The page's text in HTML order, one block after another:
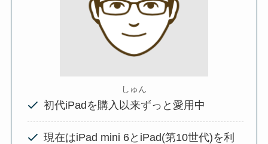
しゅん
初代iPadを購入以来ずっと愛用中
現在はiPad mini 6とiPad(第10世代)を利